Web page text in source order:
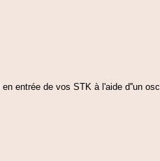
entrée de vos STK à l'aide d''un